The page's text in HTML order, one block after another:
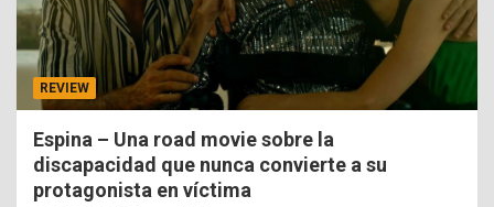
REVIEW
Espina – Una road movie sobre la
discapacidad que nunca convierte a su
protagonista en víctima